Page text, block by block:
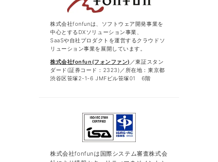
株式会社fonfunは、ソフトウェア開発事業を
中心とするDXソリューション事業、
SaaSや自社プロダクトを運営するクラウドソ
リューション事業を展開しています。
株式会社fonfun(フォンファン) ／東証スタン
ダード(証券コード：2323)／所在地：東京都
渋谷区笹塚2-1-6 JMFビル笹塚01 6階
株式会社fonfunは国際システム審査株式会